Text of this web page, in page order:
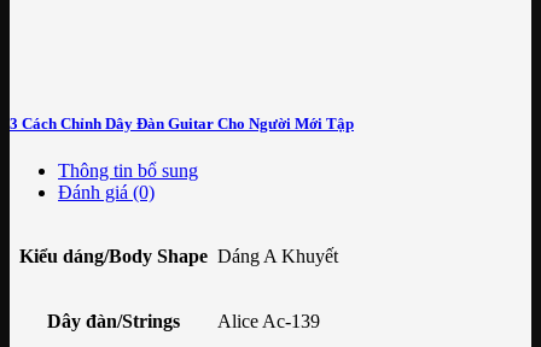
3 Cách Chỉnh Dây Đàn Guitar Cho Người Mới Tập
Thông tin bổ sung
Đánh giá (0)
Kiểu dáng/Body Shape Dáng A Khuyết
Dây đàn/Strings Alice Ac-139